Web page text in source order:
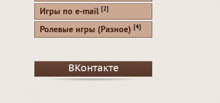
Игры по e-mail [2]
Ролевые игры (Разное) [4]
ВКонтакте